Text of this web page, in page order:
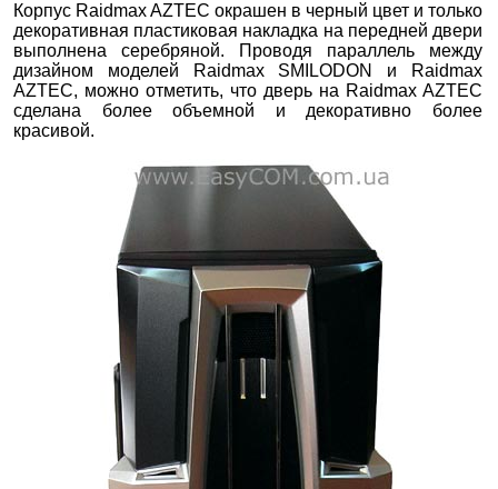
Корпус Raidmax AZTEC окрашен в черный цвет и только
декоративная пластиковая накладка на передней двери
выполнена серебряной. Проводя параллель между
дизайном моделей Raidmax SMILODON и Raidmax
AZTEC, можно отметить, что дверь на Raidmax AZTEC
сделана более объемной и декоративно более
красивой.